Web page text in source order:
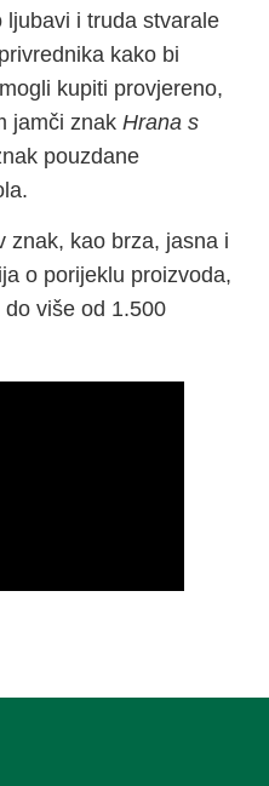
i truda stvarale
kako bi
kupiti provjereno,
jamči znak Hrana s
pouzdane
znak, kao brza, jasna i
o porijeklu proizvoda,
više od 1.500